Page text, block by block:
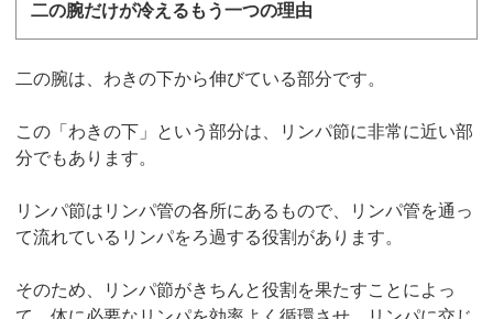
二の腕だけが冷えるもう一つの理由
二の腕は、わきの下から伸びている部分です。
この「わきの下」という部分は、リンパ節に非常に近い部
分でもあります。
リンパ節はリンパ管の各所にあるもので、リンパ管を通っ
て流れているリンパをろ過する役割があります。
そのため、リンパ節がきちんと役割を果たすことによっ